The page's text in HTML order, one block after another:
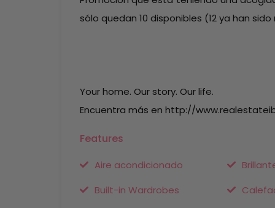
sólo quedan 10 disponibles (12 ya han
Your home. Our story. Our life.
Encuentra más en http://
Features
Aire acondicionado
Built-in Wardrobes